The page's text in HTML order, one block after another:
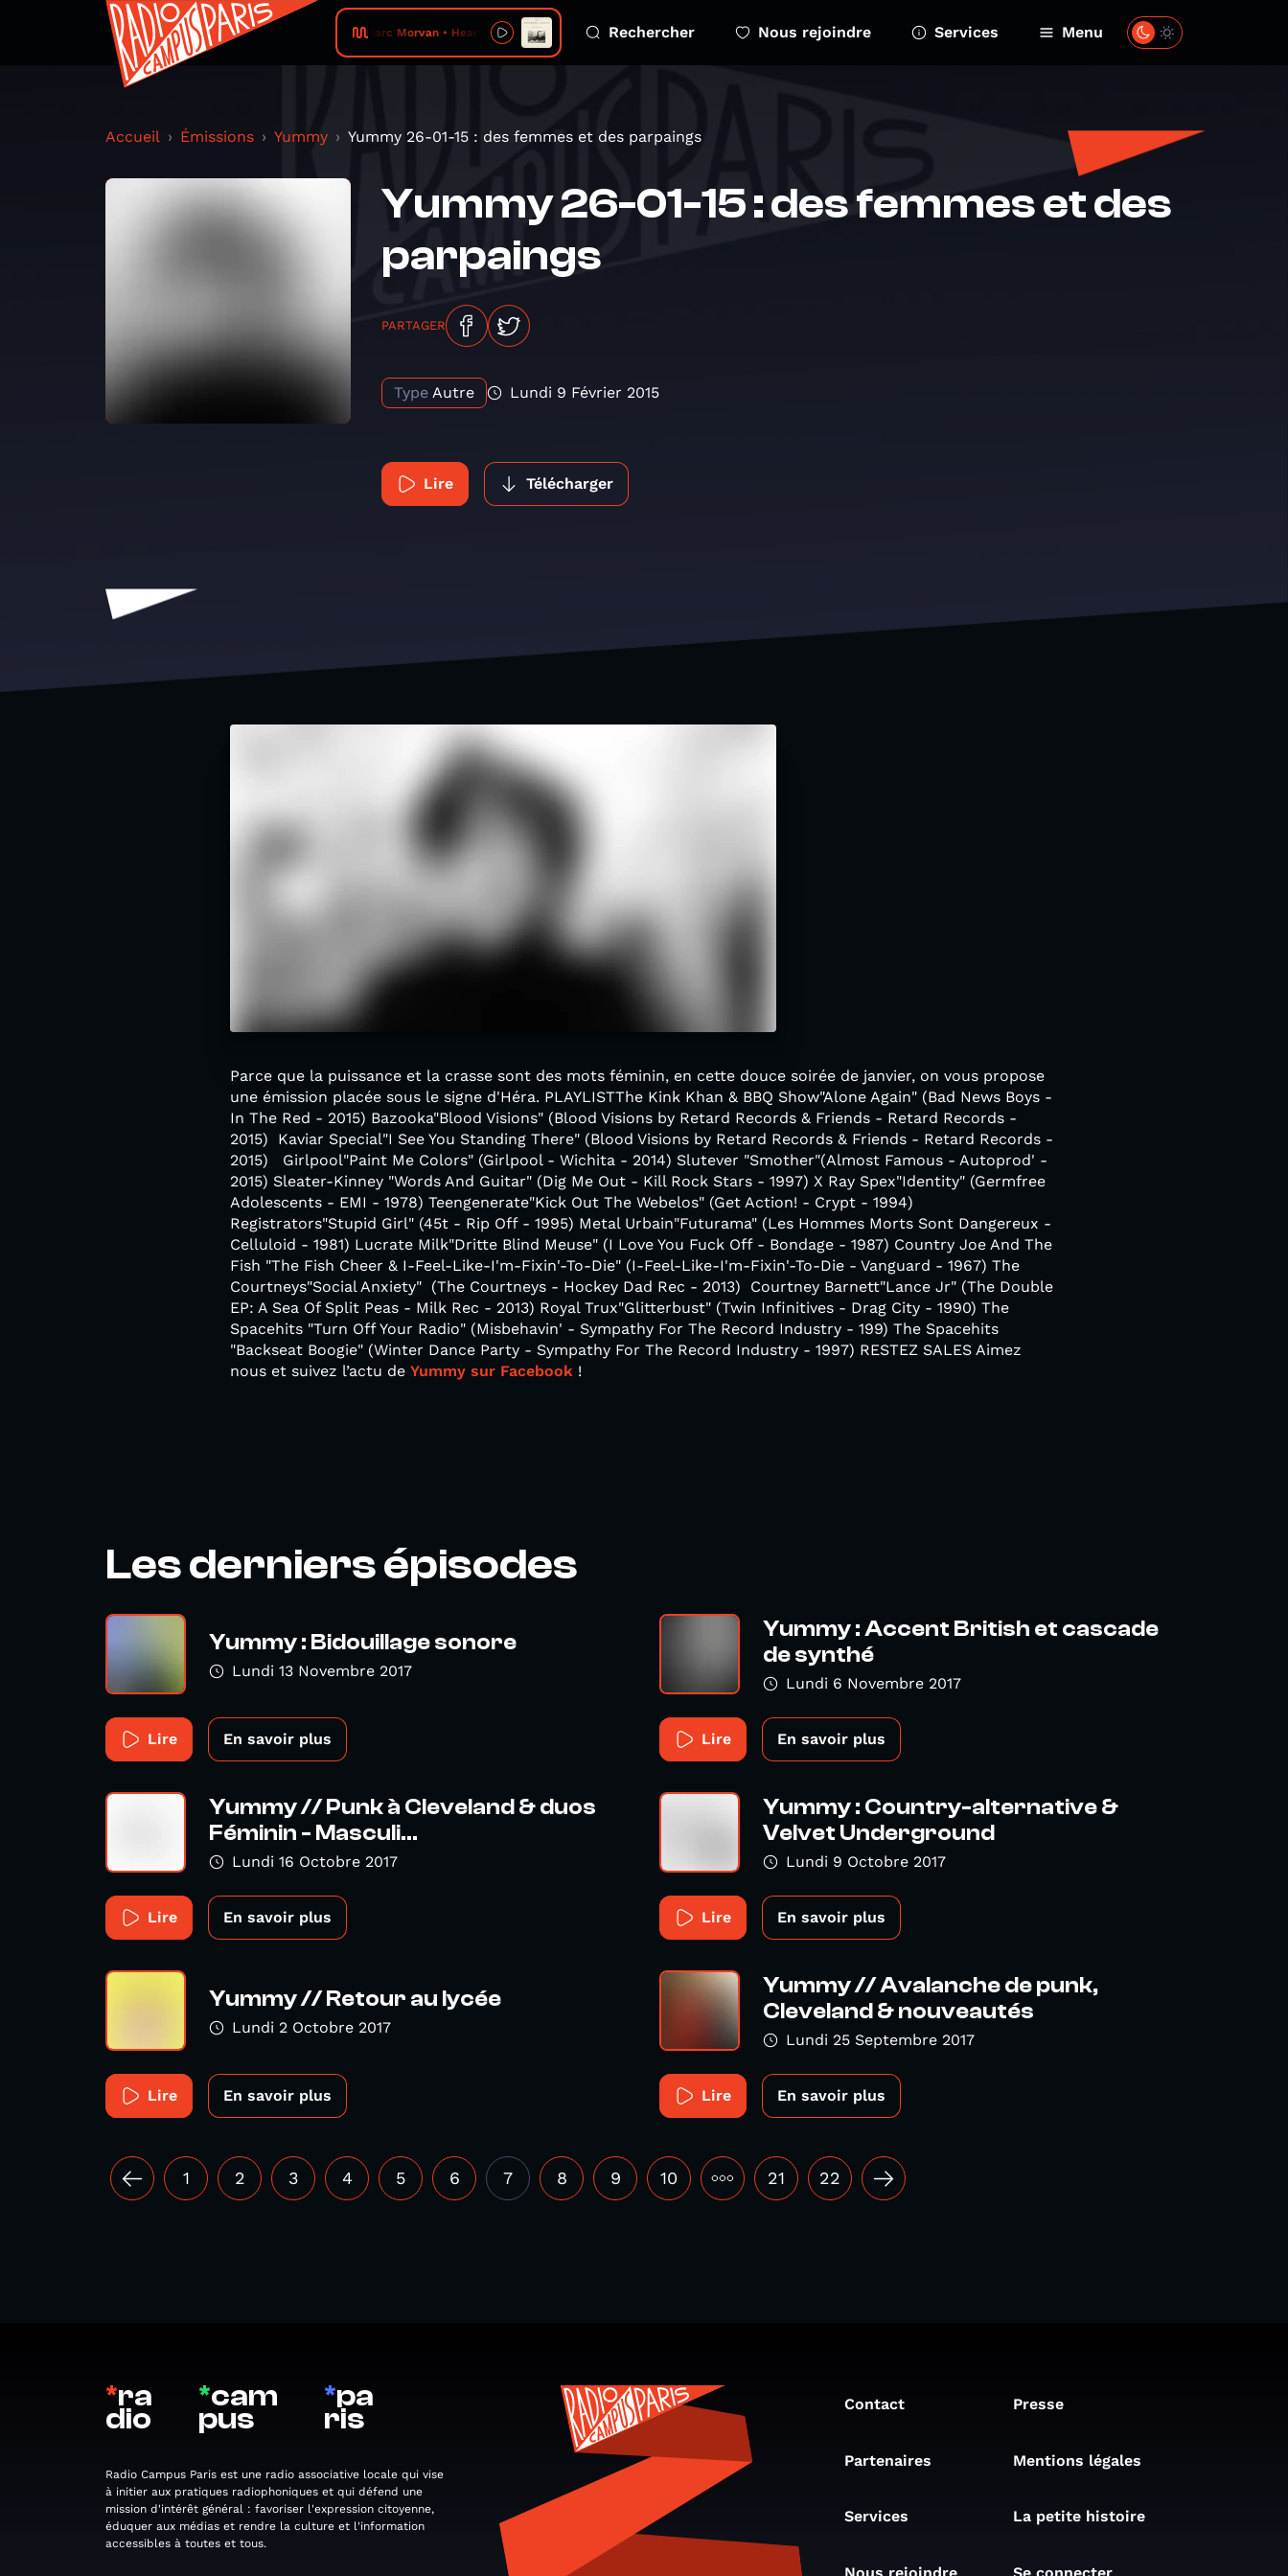
Marc Morvan • Heart of Stone Rechercher Nous rejoindre Services Menu
Accueil Émissions Yummy Yummy 26-01-15 : des femmes et des parpaings
Yummy 26-01-15 : des femmes et des
parpaings
PARTAGER
Type Autre Lundi 9 Février 2015
Lire Télécharger
Parce que la puissance et la crasse sont des mots féminin, en cette douce soirée de janvier, on vous propose
une émission placée sous le signe d'Héra. PLAYLISTThe Kink Khan & BBQ Show"Alone Again" (Bad News Boys -
In The Red - 2015) Bazooka"Blood Visions" (Blood Visions by Retard Records & Friends - Retard Records -
2015) Kaviar Special"I See You Standing There" (Blood Visions by Retard Records & Friends - Retard Records -
2015) Girlpool"Paint Me Colors" (Girlpool - Wichita - 2014) Slutever "Smother"(Almost Famous - Autoprod' -
2015) Sleater-Kinney "Words And Guitar" (Dig Me Out - Kill Rock Stars - 1997) X Ray Spex"Identity" (Germfree
Adolescents - EMI - 1978) Teengenerate"Kick Out The Webelos" (Get Action! - Crypt - 1994)
Registrators"Stupid Girl" (45t - Rip Off - 1995) Metal Urbain"Futurama" (Les Hommes Morts Sont Dangereux -
Celluloid - 1981) Lucrate Milk"Dritte Blind Meuse" (I Love You Fuck Off - Bondage - 1987) Country Joe And The
Fish "The Fish Cheer & I-Feel-Like-I'm-Fixin'-To-Die" (I-Feel-Like-I'm-Fixin'-To-Die - Vanguard - 1967) The
Courtneys"Social Anxiety" (The Courtneys - Hockey Dad Rec - 2013) Courtney Barnett"Lance Jr" (The Double
EP: A Sea Of Split Peas - Milk Rec - 2013) Royal Trux"Glitterbust" (Twin Infinitives - Drag City - 1990) The
Spacehits "Turn Off Your Radio" (Misbehavin' - Sympathy For The Record Industry - 199) The Spacehits
"Backseat Boogie" (Winter Dance Party - Sympathy For The Record Industry - 1997) RESTEZ SALES Aimez
nous et suivez l’actu de Yummy sur Facebook !
Les derniers épisodes
Yummy : Bidouillage sonore
Lundi 13 Novembre 2017
Lire En savoir plus
Yummy : Accent British et cascade
de synthé
Lundi 6 Novembre 2017
Lire En savoir plus
Yummy // Punk à Cleveland & duos
Féminin - Masculi...
Lundi 16 Octobre 2017
Lire En savoir plus
Yummy : Country-alternative &
Velvet Underground
Lundi 9 Octobre 2017
Lire En savoir plus
Yummy // Retour au lycée
Lundi 2 Octobre 2017
Lire En savoir plus
Yummy // Avalanche de punk,
Cleveland & nouveautés
Lundi 25 Septembre 2017
Lire En savoir plus
1 2 3 4 5 6 7 8 9 10 ••• 21 22
*ra
dio
*cam
pus
*pa
ris
Radio Campus Paris est une radio associative locale qui vise
à initier aux pratiques radiophoniques et qui défend une
mission d'intérêt général : favoriser l'expression citoyenne,
éduquer aux médias et rendre la culture et l'information
accessibles à toutes et tous.
Contact Presse
Partenaires Mentions légales
Services La petite histoire